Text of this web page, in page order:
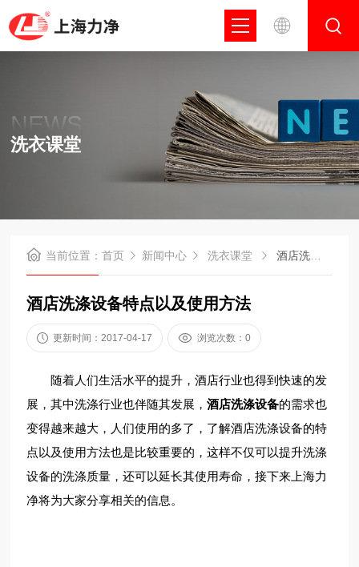
NEWS
洗衣课堂
当前位置：首页 新闻中心 洗衣课堂 酒店洗涤设备特点以及使用方法
酒店洗涤设备特点以及使用方法
更新时间：2017-04-17 浏览次数：0
随着人们生活水平的提升，酒店行业也得到快速的发
展，其中洗涤行业也伴随其发展，酒店洗涤设备的需求也
变得越来越大，人们使用的多了，了解酒店洗涤设备的特
点以及使用方法也是比较重要的，这样不仅可以提升洗涤
设备的洗涤质量，还可以延长其使用寿命，接下来上海力
净将为大家分享相关的信息。